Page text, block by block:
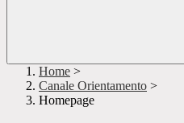
Home >
Canale Orientamento >
Homepage